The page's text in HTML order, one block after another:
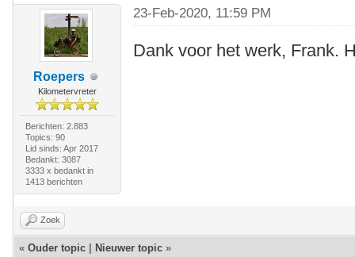
Roepers
Kilometervreter
Berichten: 2.883
Topics: 90
Lid sinds: Apr 2017
Bedankt: 3087
3333 x bedankt in
1413 berichten
23-Feb-2020, 11:59 PM
Dank voor het werk, Frank.
Zoek
« Ouder topic Nieuwer topic »